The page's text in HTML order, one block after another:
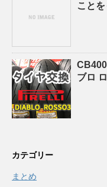
こと
ブロ
カテゴリー
まとめ